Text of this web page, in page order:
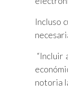
Incluso
“Incluir
notoria